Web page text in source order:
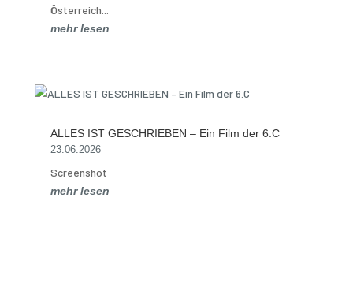
Österreich...
mehr lesen
ALLES IST GESCHRIEBEN – Ein Film der 6.C
23.06.2026
Screenshot
mehr lesen